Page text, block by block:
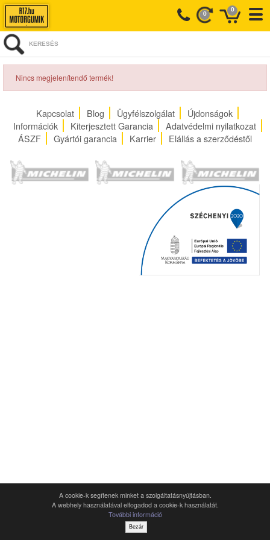
0
0
KERESÉS
Nincs megjelenítendő termék!
Kapcsolat Blog Ügyfélszolgálat
Újdonságok
Információk
Kiterjesztett Garancia
Adatvédelmi nyilatkozat
ÁSZF
Gyártói garancia Karrier Elállás a szerződéstől
A cookie-k segítenek minket a szolgáltatásnyújtásban.
A webhely használatával elfogadod a cookie-k használatát.
További információ
Bezár